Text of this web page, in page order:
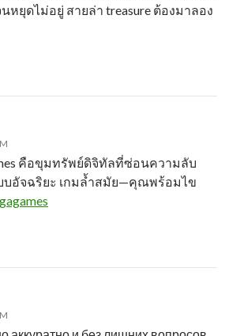
ยุดไม่อยู่ สายล่า treasure ต้องมาลอง
คือขุมทรัพย์ดิจิทัลที่ซ่อนความลับ
บอัจฉริยะ เกมล้ำสมัย—คุณพร้อมไข